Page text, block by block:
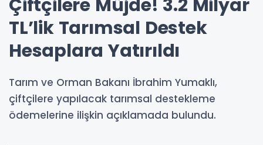
Çiftçilere Müjde! 3.2 Milyar
TL’lik Tarımsal Destek
Hesaplara Yatırıldı
Tarım ve Orman Bakanı İbrahim Yumaklı,
çiftçilere yapılacak tarımsal destekleme
ödemelerine ilişkin açıklamada bulundu.